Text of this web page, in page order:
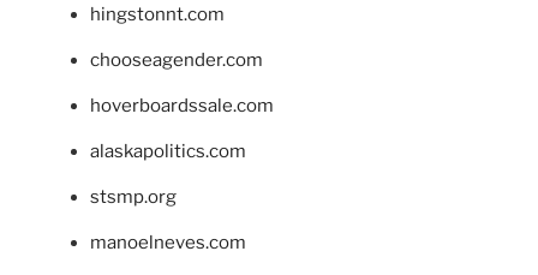
hingstonnt.com
chooseagender.com
hoverboardssale.com
alaskapolitics.com
stsmp.org
manoelneves.com